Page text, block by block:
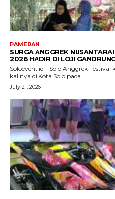
PAMERAN
SURGA ANGGREK
2026 HADIR DI LOJI GANDRUNG
Soloevent.id - Solo Anggrek
kalinya di Kota Solo pada...
July 21, 2026